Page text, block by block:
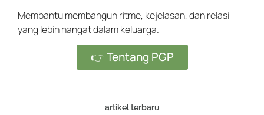
Membantu membangun ritme, kejelasan, dan relasi
yang lebih hangat dalam keluarga.
👉 Tentang PGP
artikel terbaru